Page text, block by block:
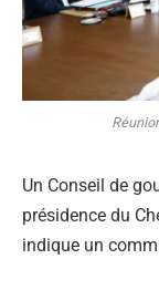
Un Conseil de
présidence du
indique un